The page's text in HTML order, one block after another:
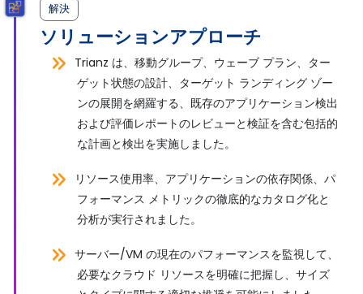
解決
ソリューションアプローチ
Trianz は、移動グループ、ウェーブ プラン、ター
ゲット状態の設計、ターゲット ランディング ゾー
ンの展開を網羅する、既存のアプリケーション検出
および評価レポートのレビューと検証を含む包括的
な計画と検出を実施しました。
リソース使用率、アプリケーションの依存関係、パ
フォーマンス メトリックの徹底的なカタログ化と
分析が実行されました。
サーバー/VM の現在のパフォーマンスを監視して、
必要なクラウド リソースを明確に把握し、サイズ